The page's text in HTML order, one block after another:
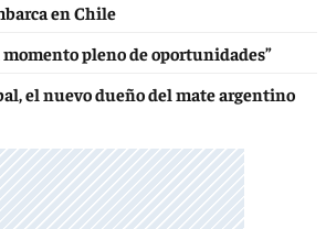
en Chile
momento pleno de oportunidades”
el nuevo dueño del mate argentino